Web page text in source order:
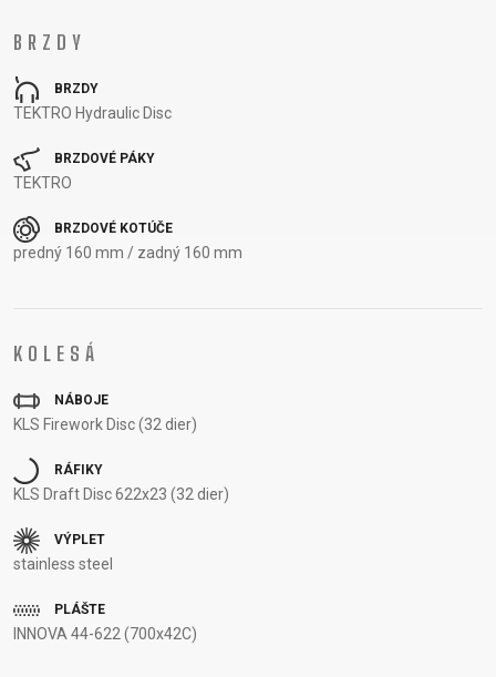
REGISTRÁCIA
RÁMU
B2B LOGIN
OD ZMLUVY
OSOBNÝCH
BRZDY
BRZDY
TEKTRO Hydraulic Disc
BRZDOVÉ PÁKY
TEKTRO
BRZDOVÉ KOTÚČE
predný 160 mm / zadný 160 mm
KOLESÁ
NÁBOJE
KLS Firework Disc (32 dier)
RÁFIKY
KLS Draft Disc 622x23 (32 dier)
VÝPLET
stainless steel
PLÁŠTE
INNOVA 44-622 (700x42C)